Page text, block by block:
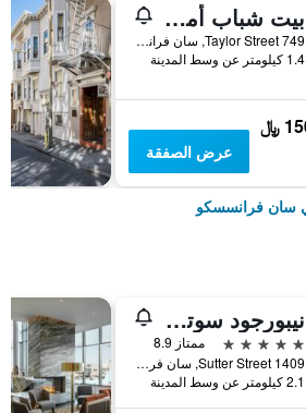
بيت شباب أمستردام
749 Taylor Street, سان فرانسسكو, CA, الولايات المتحدة الأميريكية
1.4 كيلومتر عن وسط المدينة
﷼
عرض الصفقة
سان فرانسسكو
نيبورجود سوتر مانشن
5 نجوم
ممتاز 8.9
1409 Sutter Street, سان فرانسسكو, CA, الولايات المتحدة الأميريكية
2.1 كيلومتر عن وسط المدينة